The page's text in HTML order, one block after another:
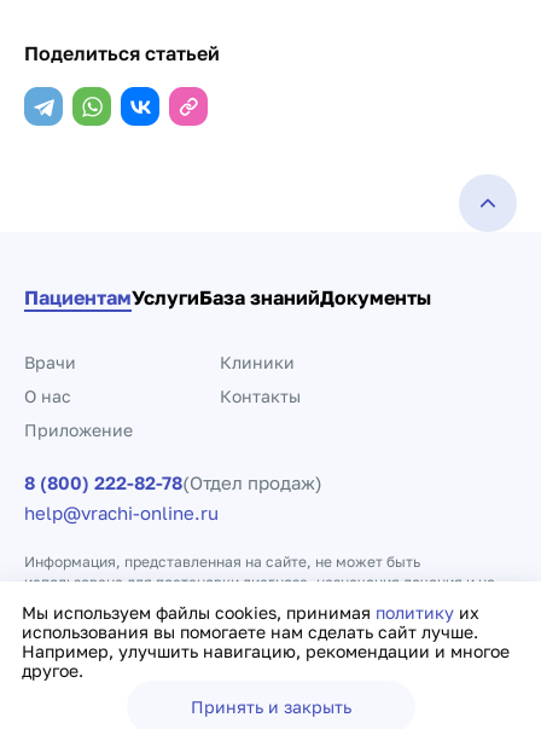
Поделиться статьей
Мы используем файлы cookies, принимая политику их
использования вы помогаете нам сделать сайт лучше.
Например, улучшить навигацию, рекомендации и многое
другое.
Принять и закрыть
ПациентамУслугиБаза знанийДокументы
Врачи
Клиники
О нас
Контакты
Приложение
8 (800) 222-82-78(Отдел продаж)
help@vrachi-online.ru
Информация, представленная на сайте, не может быть
использована для постановки диагноза, назначения лечения и не
заменяет прием врача.
Политика конфиденциальности Договор оферты